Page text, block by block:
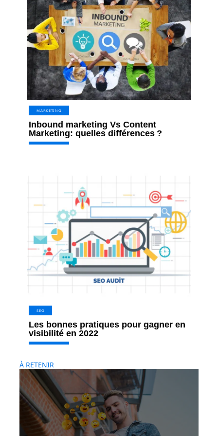
MARKETING
Inbound marketing Vs Content
Marketing: quelles différences ?
SEO
Les bonnes pratiques pour gagner en
visibilité en 2022
À RETENIR